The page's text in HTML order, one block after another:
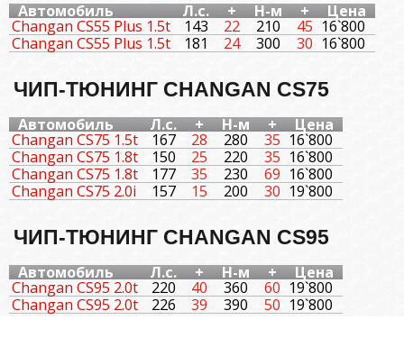
Автомобиль Л.с. + Н-м + Цена
Changan CS55 Plus 1.5t 143 22 210 45 16`800
Changan CS55 Plus 1.5t
181 24 300 30 16`800
ЧИП-ТЮНИНГ CHANGAN CS75
Автомобиль Л.с. + Н-м + Цена
Changan CS75 1.5t 167 28 280 35 16`800
Changan CS75 1.8t
150 25 220 35 16`800
Changan CS75 1.8t
177 35 230 69 16`800
Changan CS75 2.0i
157 15 200 30 19`800
ЧИП-ТЮНИНГ CHANGAN CS95
Автомобиль Л.с. + Н-м + Цена
Changan CS95 2.0t 220 40 360 60 19`800
Changan CS95 2.0t
226 39 390 50 19`800